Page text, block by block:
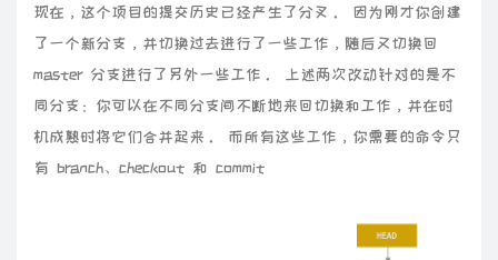
现在，这个项目的提交历史已经产生了分叉。 因为刚才你创建
了一个新分支，并切换过去进行了一些工作，随后又切换回
master 分支进行了另外一些工作。 上述两次改动针对的是不
同分支：你可以在不同分支间不断地来回切换和工作，并在时
机成熟时将它们合并起来。 而所有这些工作，你需要的命令只
有 branch、checkout 和 commit